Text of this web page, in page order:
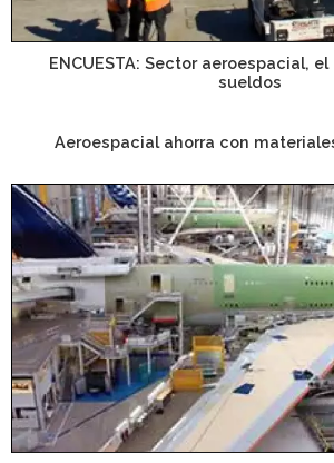
ENCUESTA: Sector aeroespacial,
sueldos
Aeroespacial ahorra con